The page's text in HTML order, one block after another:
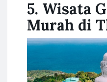
5. Wisata
Murah di